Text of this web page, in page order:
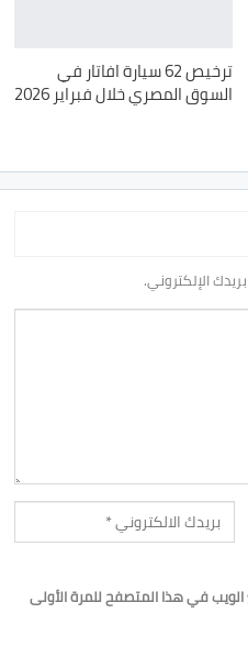
ترخيص 62 سيارة افاتار في
السوق المصري خلال فبراير 2026
الإلكتروني.
في هذا المتصفح للمرة الأولى